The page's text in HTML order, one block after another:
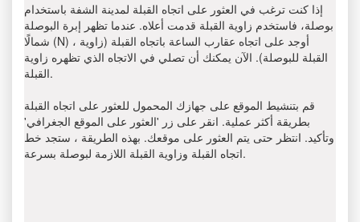
إذا كنت ترغب في العثور على اتجاه القبلة لمدينة الشفة باستخدام
بوصلة، فاستخدم زاوية القبلة قدمت أعلاه. عندما تظهر إبرة البوصلة
شمالًا (N) ، أوجد على اتجاه عقارب الساعة باتجاه القبلة (زاوية
القبلة للبوصلة). الآن يمكنك أن تصلي في الاتجاه الذي تظهره زاوية
القبلة.
قم بتنشيط الموقع على جهازك المحمول للعثور على اتجاه القبلة
بطريقة أكثر عملية. انقر على زر 'العثور على الموقع الجغرافي'
وتأكيد. انتظر حتى يتم العثور على موقعك. بهذه الطريقة ، ستجد خط
اتجاه القبلة وزاوية القبلة اللازمة لبوصلة بسرعة.